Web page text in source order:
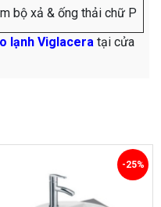
bộ xả & ống thải chữ P
lạnh Viglacera tại cửa
-25%